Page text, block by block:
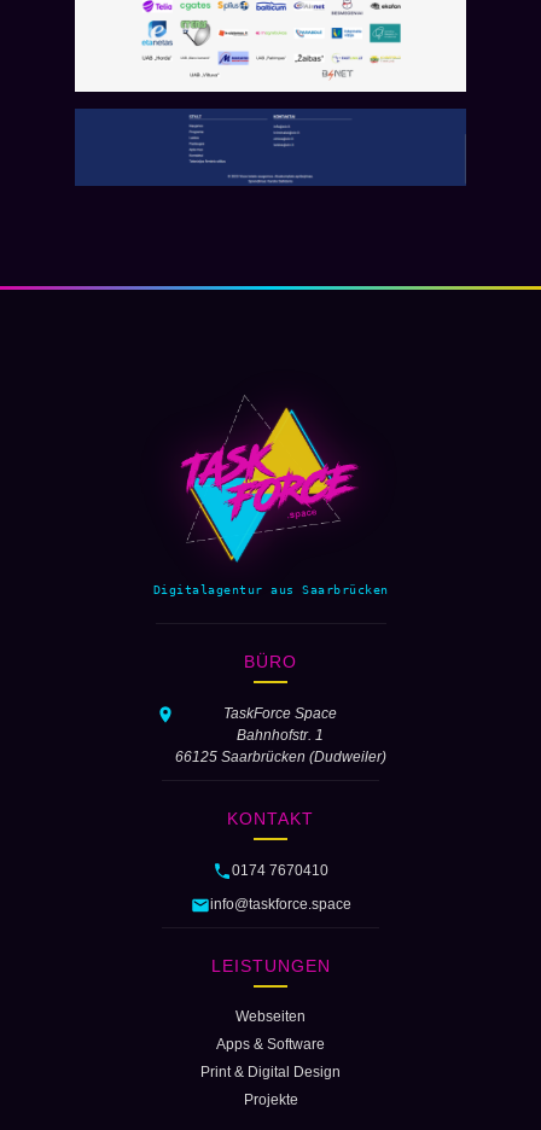
Digitalagentur aus Saarbrücken
BÜRO
TaskForce Space
Bahnhofstr. 1
66125 Saarbrücken (Dudweiler)
KONTAKT
0174 7670410
info@taskforce.space
LEISTUNGEN
Webseiten
Apps & Software
Print & Digital Design
Projekte